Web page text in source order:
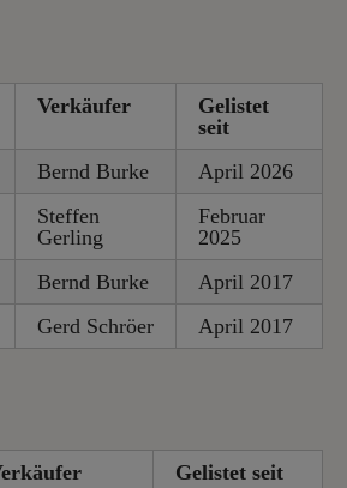
Verkäufer
Gelistet
seit
Bernd Burke
April 2026
Steffen
Gerling
Februar
2025
Bernd Burke
April 2017
Gerd Schröer April 2017
Gelistet seit